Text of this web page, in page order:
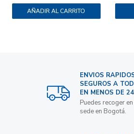
AÑADIR AL CARRITO
ENVIOS
SEGUROS A
EN MENOS DE
Puedes recoger
sede en Bogotá.